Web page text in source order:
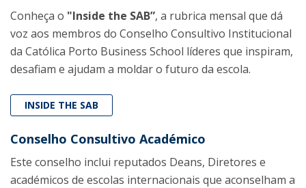
Conheça o "Inside the SAB”, a rubrica mensal que dá
voz aos membros do Conselho Consultivo Institucional
da Católica Porto Business School líderes que inspiram,
desafiam e ajudam a moldar o futuro da escola.
INSIDE THE SAB
Conselho Consultivo Académico
Este conselho inclui reputados Deans, Diretores e
académicos de escolas internacionais que aconselham a